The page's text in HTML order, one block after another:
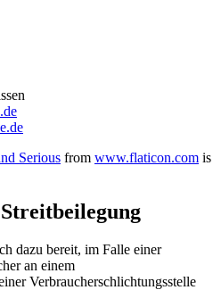
Serious from www.flaticon.com is
dazu bereit, im Falle einer
an einem
Verbraucherschlichtungsstelle